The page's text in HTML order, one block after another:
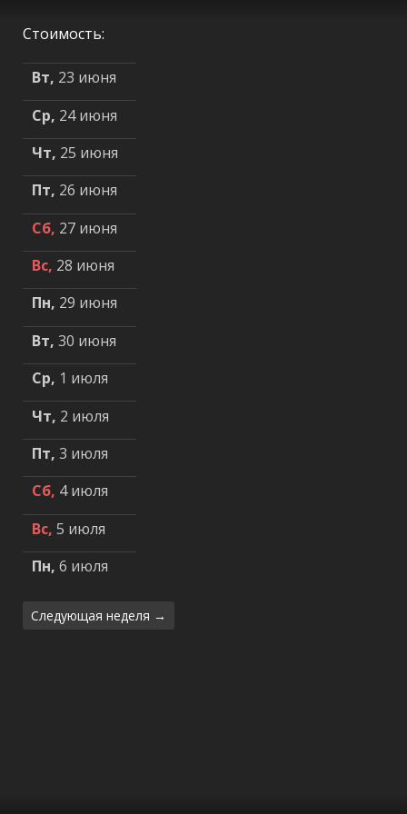
Стоимость:
Вт, 23 июня
Ср, 24 июня
Чт, 25 июня
Пт, 26 июня
Сб, 27 июня
Вс, 28 июня
Пн, 29 июня
Вт, 30 июня
Ср, 1 июля
Чт, 2 июля
Пт, 3 июля
Сб, 4 июля
Вс, 5 июля
Пн, 6 июля
Следующая неделя →